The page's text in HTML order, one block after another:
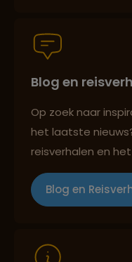
Persoonlijk en
Best
Blog en
Op zoek naar
het laatste
reisverhalen en
Blog en